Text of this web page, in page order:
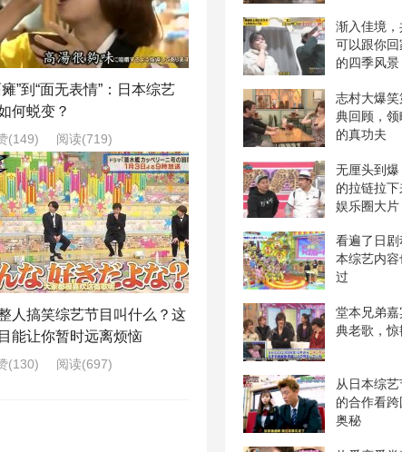
瘫”到“面无表情”：日本综艺
何蜕变？
(149) 阅读(719)
人搞笑综艺节目叫什么？这
能让你暂时远离烦恼
(130) 阅读(697)
渐入佳境
可以跟你
的四季风景
志村大爆
典回顾，
的真功夫
无厘头到
的拉链拉
娱乐圈大片
看遍了日
本综艺内
过
堂本兄弟
典老歌，惊
从日本综
的合作看
奥秘